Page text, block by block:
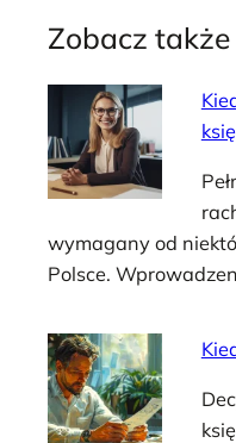
Zobacz także
wymagany od
Polsce.